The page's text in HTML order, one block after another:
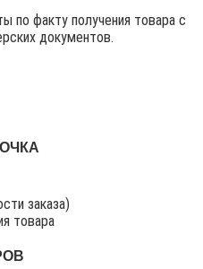
по факту получения товара с
документов.
заказа)
товара